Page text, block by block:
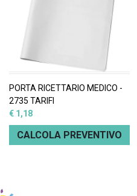
PORTA RICETTARIO MEDICO -
2735 TARIFI
€ 1,18
CALCOLA PREVENTIVO